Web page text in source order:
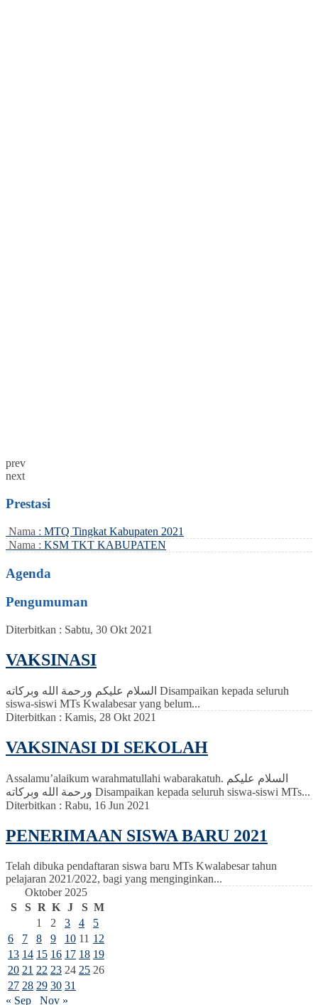
prev
next
Prestasi
Nama : MTQ Tingkat Kabupaten 2021
Nama : KSM TKT KABUPATEN
Agenda
Pengumuman
Diterbitkan : Sabtu, 30 Okt 2021
VAKSINASI
السلام عليكم ورحمة الله وبركاته Disampaikan kepada seluruh
siswa-siswi MTs Kwalabesar yang belum...
Diterbitkan : Kamis, 28 Okt 2021
VAKSINASI DI SEKOLAH
Assalamu’alaikum warahmatullahi wabarakatuh. السلام عليكم
ورحمة الله وبركاته Disampaikan kepada seluruh siswa-siswi MTs...
Diterbitkan : Rabu, 16 Jun 2021
PENERIMAAN SISWA BARU 2021
Telah dibuka pendaftaran siswa baru MTs Kwalabesar tahun
pelajaran 2021/2022, bagi yang menginginkan...
Oktober 2025
S
S R K J S M
1
2 3 4
5
6
7 8 9 10 11 12
13 14 15 16 17 18 19
20 21 22 23 24 25 26
27 28 29 30 31
« Sep
Nov »